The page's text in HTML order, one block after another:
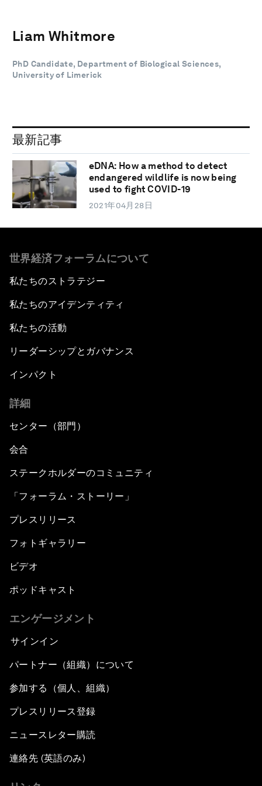
Liam Whitmore
PhD Candidate, Department of Biological Sciences,
University of Limerick
最新記事
eDNA: How a method to detect
endangered wildlife is now being
used to fight COVID-19
2021年04月28日
世界経済フォーラムについて
私たちのストラテジー
私たちのアイデンティティ
私たちの活動
リーダーシップとガバナンス
インパクト
詳細
センター（部門）
会合
ステークホルダーのコミュニティ
「フォーラム・ストーリー」
プレスリリース
フォトギャラリー
ビデオ
ポッドキャスト
エンゲージメント
サインイン
パートナー（組織）について
参加する（個人、組織）
プレスリリース登録
ニュースレター購読
連絡先 (英語のみ)